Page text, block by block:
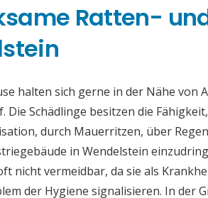
Ratten-
halten sich gerne in der Nähe
Die Schädlinge besitzen die
durch Mauerritzen, über
in Wendelstein
nicht vermeidbar, da sie als
der Hygiene signalisieren. In der